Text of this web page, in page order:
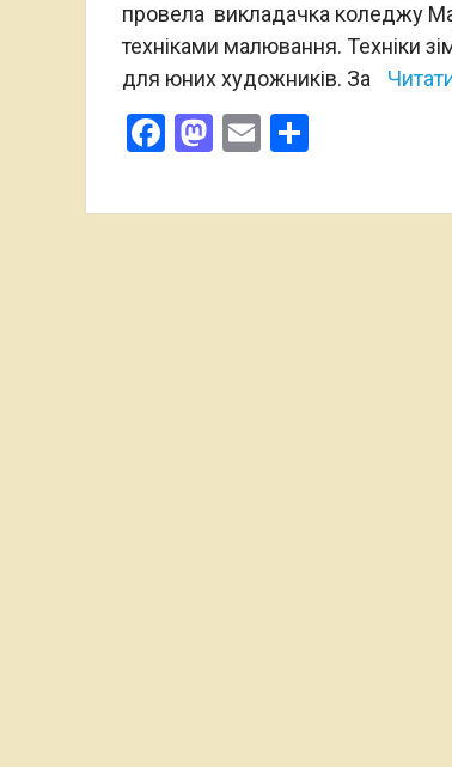
провела викладачка коледжу
техніками малювання. Техніки
для юних художників. За
Facebook
Mastodon
Email